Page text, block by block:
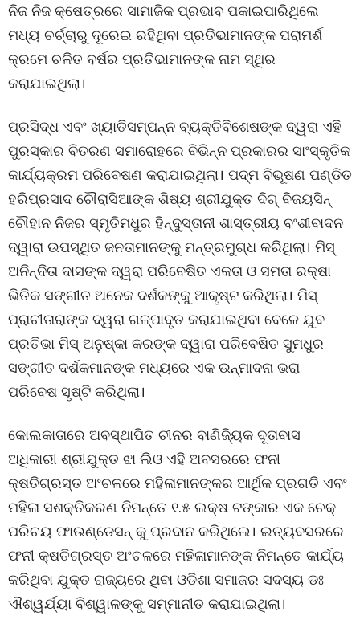
ନିଜ ନିଜ କ୍ଷେତ୍ରରେ ସାମାଜିକ ପ୍ରଭାବ ପକାଇପାରିଥିଲେ
ମଧ୍ୟ ଚର୍ଚ୍ଚାରୁ ଦୂରେଇ ରହିଥିବା ପ୍ରତିଭାମାନଙ୍କ ପରାମର୍ଶ
କ୍ରମେ ଚଳିତ ବର୍ଷର ପ୍ରତିଭାମାନଙ୍କ ନାମ ସ୍ଥିର
କରାଯାଇଥିଲା।
ପ୍ରସିଦ୍ଧ ଏବଂ ଖ୍ୟାତିସମ୍ପନ୍ନ ବ୍ୟକ୍ତିବିଶେଷଙ୍କ ଦ୍ୱରା ଏହି
ପୁରସ୍କାର ବିତରଣ ସମାରୋହରେ ବିଭିନ୍ନ ପ୍ରକାରର ସାଂସ୍କୃତିକ
କାର୍ଯ୍ୟକ୍ରମ ପରିବେଷଣ କରାଯାଇଥିଲା। ପଦ୍ମ ବିଭୂଷଣ ପଣ୍ଡିତ
ହରିପ୍ରସାଦ ଚୌରାସିଆଙ୍କ ଶିଷ୍ୟ ଶ୍ରୀଯୁକ୍ତ ଦିଗ୍ ବିଜୟସିନ୍
ଚୌହାନ ନିଜର ସ୍ମୃତିମଧୁର ହିନ୍ଦୁସ୍ତାନୀ ଶାସ୍ତ୍ରୀୟ ବଂଶୀବାଦନ
ଦ୍ୱାରା ଉପସ୍ଥିତ ଜନତାମାନଙ୍କୁ ମନ୍ତ୍ରମୁଗ୍ଧ କରିଥିଲା। ମିସ୍
ଅନିନ୍ଦିତା ଦାସଙ୍କ ଦ୍ୱରା ପରିବେଷିତ ଏକତା ଓ ସମତା ରକ୍ଷା
ଭିତିକ ସଙ୍ଗୀତ ଅନେକ ଦର୍ଶକଙ୍କୁ ଆକୃଷ୍ଟ କରିଥିଲା। ମିସ୍
ପ୍ରାଚୀତାରାଙ୍କ ଦ୍ୱରା ଗଳ୍ପାଦୃତ କରାଯାଇଥିବା ବେଳେ ଯୁବ
ପ୍ରତିଭା ମିସ୍ ଅନୁଷ୍କା କରଙ୍କ ଦ୍ୱାରା ପରିବେଷିତ ସୁମଧୁର
ସଙ୍ଗୀତ ଦର୍ଶକମାନଙ୍କ ମଧ୍ୟରେ ଏକ ଉନ୍ମାଦନା ଭରା
ପରିବେଷ ସୃଷ୍ଟି କରିଥିଲା।
କୋଲକାତାରେ ଅବସ୍ଥାପିତ ଚୀନର ବାଣିଜ୍ୟିକ ଦୂତାବାସ
ଅଧିକାରୀ ଶ୍ରୀଯୁକ୍ତ ଝା ଲିଓ ଏହି ଅବସରରେ ଫନୀ
କ୍ଷତିଗ୍ରସ୍ତ ଅଂଚଳରେ ମହିଳାମାନଙ୍କର ଆର୍ଥିକ ପ୍ରଗତି ଏବଂ
ମହିଳା ସଶକ୍ତିକରଣ ନିମନ୍ତେ ୧.୫ ଲକ୍ଷ ଟଙ୍କାର ଏକ ଚେକ୍
ପରିଚୟ ଫାଉଣ୍ଡେସନ୍ କୁ ପ୍ରଦାନ କରିଥିଲେ। ଇତ୍ୟବସରରେ
ଫନୀ କ୍ଷତିଗ୍ରସ୍ତ ଅଂଚଳରେ ମହିଳାମାନଙ୍କ ନିମନ୍ତେ କାର୍ଯ୍ୟ
କରିଥିବା ଯୁକ୍ତ ରାଜ୍ୟରେ ଥିବା ଓଡିଶା ସମାଜର ସଦସ୍ୟ ଡଃ
ଐଶ୍ୱର୍ଯ୍ୟା ବିଶ୍ୱାଳଙ୍କୁ ସମ୍ମାନୀତ କରାଯାଇଥିଲା।